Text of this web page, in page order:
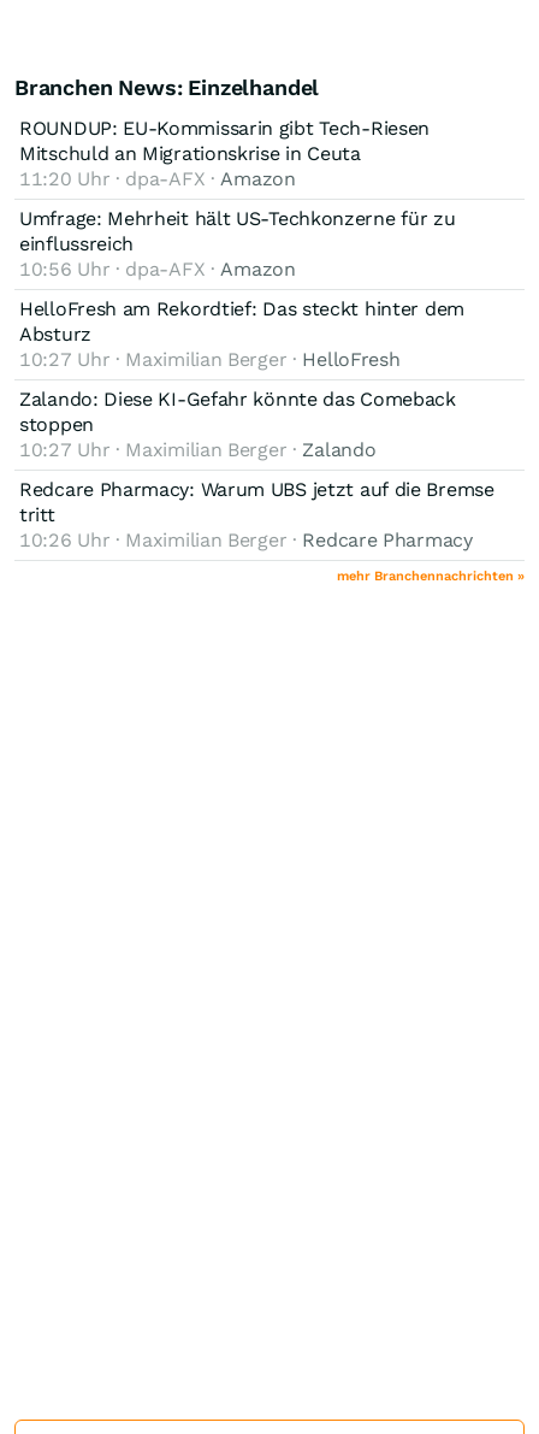
Branchen News: Einzelhandel
ROUNDUP: EU-Kommissarin gibt Tech-Riesen
Mitschuld an Migrationskrise in Ceuta
11:20 Uhr · dpa-AFX · Amazon
Umfrage: Mehrheit hält US-Techkonzerne für zu
einflussreich
10:56 Uhr · dpa-AFX · Amazon
HelloFresh am Rekordtief: Das steckt hinter dem
Absturz
10:27 Uhr · Maximilian Berger · HelloFresh
Zalando: Diese KI-Gefahr könnte das Comeback
stoppen
10:27 Uhr · Maximilian Berger · Zalando
Redcare Pharmacy: Warum UBS jetzt auf die Bremse
tritt
10:26 Uhr · Maximilian Berger · Redcare Pharmacy
mehr Branchennachrichten »